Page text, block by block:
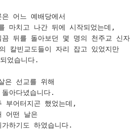
어느 예배당에서
마치고 나간 뒤에 시작되었는데,
끔 뒤를 돌아보던 몇 명의 천주교
칼빈교도들이 자리 잡고 있었지만
었습니다.
은 선교를 위해
돌아다녔습니다.
부어터지곤 했었는데,
어떤 날은
가하기도 하였습니다.